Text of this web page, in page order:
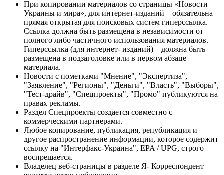
При копировании материалов со страницы «Новости
Украины и мира», для интернет-изданий – обязательна
прямая открытая для поисковых систем гиперссылка.
Ссылка должна быть размещена в независимости от
полного либо частичного использования материалов.
Гиперссылка (для интернет- изданий) – должна быть
размещена в подзаголовке или в первом абзаце
материала.
Новости с пометками "Мнение", "Экспертиза",
"Заявление", "Регионы", "Деньги", "Власть", "Выборы",
"Тест-драйв", "Спецпроекты", "Промо" публикуются на
правах рекламы.
Раздел Спецпроекты создается совместно с
коммерческими партнерами.
Любое копирование, публикация, републикация и
другое распространение информации, которое содержит
ссылку на "Интерфакс-Украина", EPA / UPG, строго
воспрещается.
Владелец веб-страницы в разделе Я- Корреспондент